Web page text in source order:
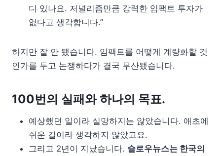
디 있나요. 저널리즘만큼 강력한 임팩트 투자가
없다고 생각합니다.”
하지만 잘 안 됐습니다. 임팩트를 어떻게 계량화할 것
인가를 두고 논쟁하다가 결국 무산됐습니다.
100번의 실패와 하나의 목표.
예상했던 일이라 실망하지는 않았습니다. 애초에
쉬운 길이라 생각하지 않았고요.
그리고 2년이 지났습니다. 슬로우뉴스는 한국의